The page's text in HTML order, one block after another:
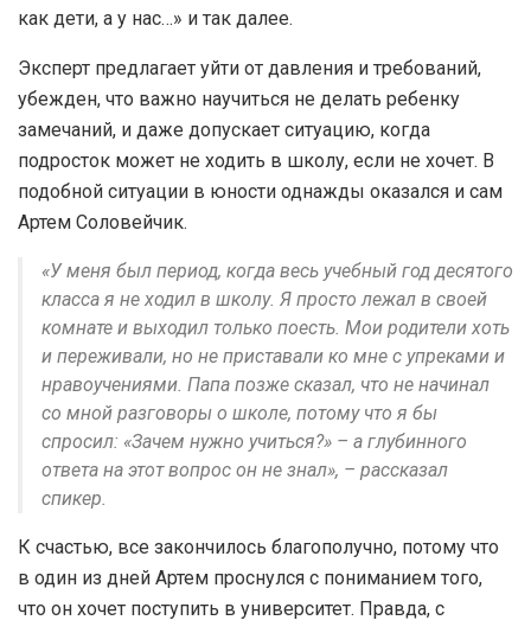
как дети, а у нас…» и так далее.
Эксперт предлагает уйти от давления и требований,
убежден, что важно научиться не делать ребенку
замечаний, и даже допускает ситуацию, когда
подросток может не ходить в школу, если не хочет. В
подобной ситуации в юности однажды оказался и сам
Артем Соловейчик.
«У меня был период, когда весь учебный год десятого
класса я не ходил в школу. Я просто лежал в своей
комнате и выходил только поесть. Мои родители хоть
и переживали, но не приставали ко мне с упреками и
нравоучениями. Папа позже сказал, что не начинал
со мной разговоры о школе, потому что я бы
спросил: «Зачем нужно учиться?» – а глубинного
ответа на этот вопрос он не знал», – рассказал
спикер.
К счастью, все закончилось благополучно, потому что
в один из дней Артем проснулся с пониманием того,
что он хочет поступить в университет. Правда, с